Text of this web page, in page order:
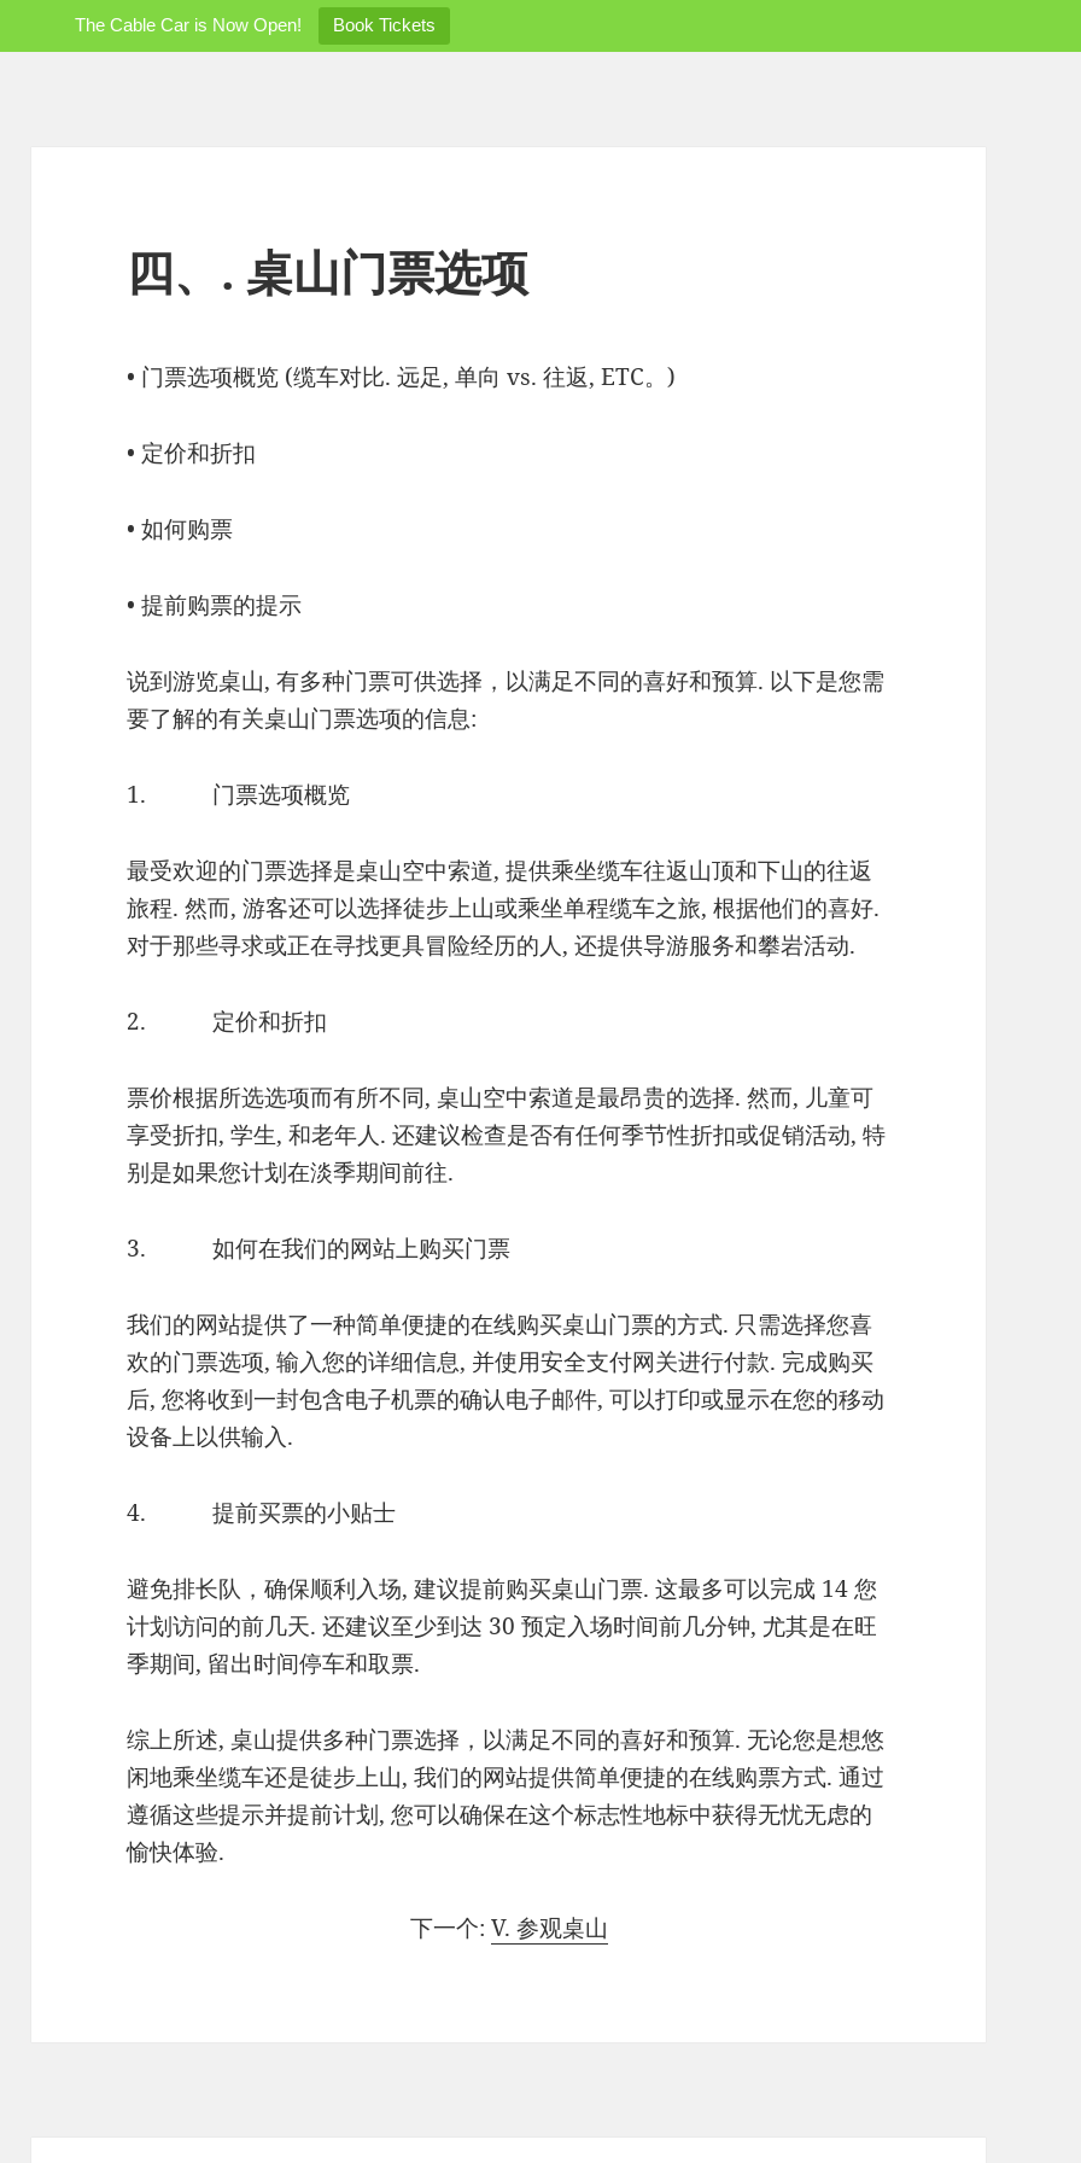
The Cable Car is Now Open! Book Tickets
四、. 桌山门票选项
• 门票选项概览 (缆车对比. 远足, 单向 vs. 往返, ETC。)
• 定价和折扣
• 如何购票
• 提前购票的提示
说到游览桌山, 有多种门票可供选择，以满足不同的喜好和预算. 以下是您需
要了解的有关桌山门票选项的信息:
1. 门票选项概览
最受欢迎的门票选择是桌山空中索道, 提供乘坐缆车往返山顶和下山的往返
旅程. 然而, 游客还可以选择徒步上山或乘坐单程缆车之旅, 根据他们的喜好.
对于那些寻求或正在寻找更具冒险经历的人, 还提供导游服务和攀岩活动.
2. 定价和折扣
票价根据所选选项而有所不同, 桌山空中索道是最昂贵的选择. 然而, 儿童可
享受折扣, 学生, 和老年人. 还建议检查是否有任何季节性折扣或促销活动, 特
别是如果您计划在淡季期间前往.
3. 如何在我们的网站上购买门票
我们的网站提供了一种简单便捷的在线购买桌山门票的方式. 只需选择您喜
欢的门票选项, 输入您的详细信息, 并使用安全支付网关进行付款. 完成购买
后, 您将收到一封包含电子机票的确认电子邮件, 可以打印或显示在您的移动
设备上以供输入.
4. 提前买票的小贴士
避免排长队，确保顺利入场, 建议提前购买桌山门票. 这最多可以完成 14 您
计划访问的前几天. 还建议至少到达 30 预定入场时间前几分钟, 尤其是在旺
季期间, 留出时间停车和取票.
综上所述, 桌山提供多种门票选择，以满足不同的喜好和预算. 无论您是想悠
闲地乘坐缆车还是徒步上山, 我们的网站提供简单便捷的在线购票方式. 通过
遵循这些提示并提前计划, 您可以确保在这个标志性地标中获得无忧无虑的
愉快体验.
下一个: V. 参观桌山